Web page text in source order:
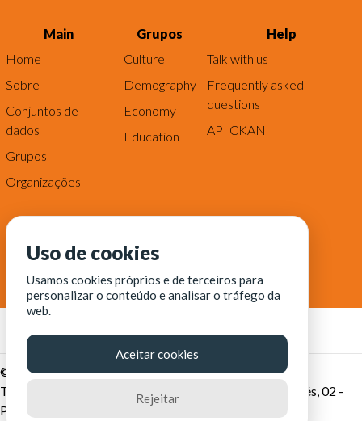
Main
Home
Sobre
Conjuntos de
dados
Grupos
Organizações
Grupos
Culture
Demography
Economy
Education
Help
Talk with us
Frequently asked
questions
API CKAN
© Fortaleza Digital || CITINOVA - Fundação de Ciência,
Tecnologia e Inovação de Fortaleza - Rua dos Tremembés, 02 -
Praia de Iracema - Fortaleza-CE
Uso de cookies
Usamos cookies próprios e de terceiros para
personalizar o conteúdo e analisar o tráfego da
web.
Aceitar cookies
Rejeitar